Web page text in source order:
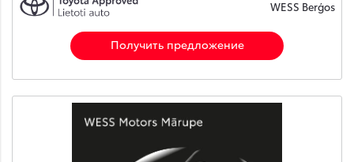
WESS Berģos
Получить предложение